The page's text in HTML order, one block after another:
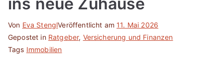
ins neue Zuhause
Von Eva StenglVeröffentlicht am11. Mai 2026
Gepostet in Ratgeber, Versicherung und Finanzen
Tags Immobilien